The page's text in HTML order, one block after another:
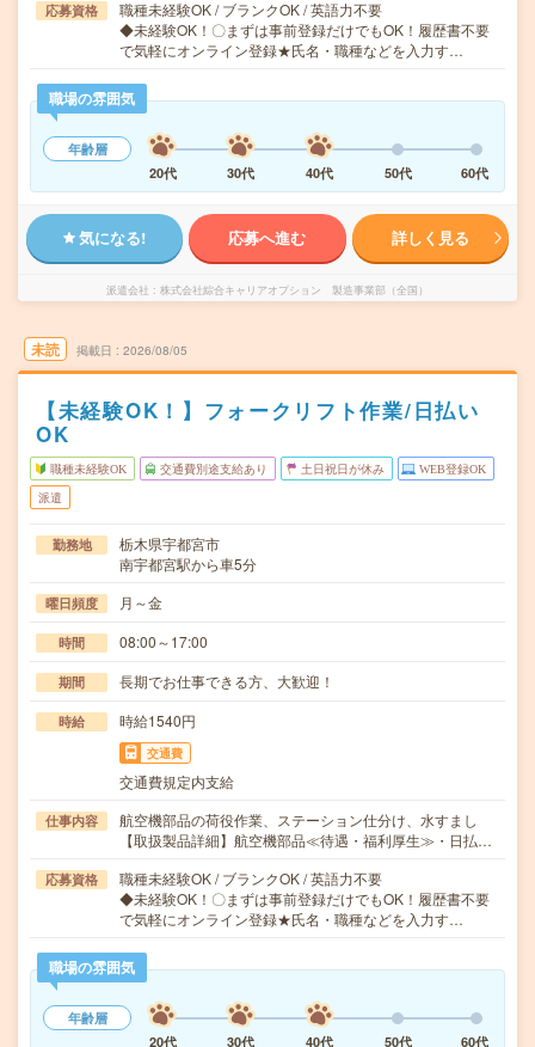
応募資格
職種未経験OK / ブランクOK / 英語力不要
◆未経験OK！〇まずは事前登録だけでもOK！履歴書不要
で気軽にオンライン登録★氏名・職種などを入力す…
職場の雰囲気
年齢層
20代
30代 40代 50代 60代
気になる! 応募へ進む 詳しく見る
派遣会社 株式会社綜合キャリアオプション 製造事業部（全国）
未読 掲載日 2026/08/05
【未経験OK！】フォークリフト作業/日払い
OK
職種未経験OK 交通費別途支給あり 土日祝日が休み WEB登録OK
派遣
勤務地
栃木県宇都宮市
南宇都宮駅から車5分
曜日頻度 月～金
時間 08:00～17:00
期間 長期でお仕事できる方、大歓迎！
時給 時給1540円
交通費
交通費規定内支給
仕事内容
航空機部品の荷役作業、ステーション仕分け、水すまし
【取扱製品詳細】航空機部品≪待遇・福利厚生≫・日払…
応募資格
職種未経験OK / ブランクOK / 英語力不要
◆未経験OK！〇まずは事前登録だけでもOK！履歴書不要
で気軽にオンライン登録★氏名・職種などを入力す…
職場の雰囲気
年齢層
20代
30代 40代 50代 60代